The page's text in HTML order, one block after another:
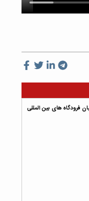
فرودگاه‌ های بین‌ المللی